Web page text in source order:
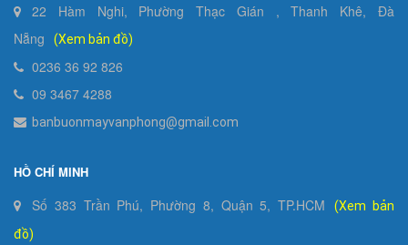
22 Hàm Nghi, Phường Thạc Gián , Thanh Khê, Đà
Nẵng
(Xem bản đồ)
0236 36 92 826
09 3467 4288
banbuonmayvanphong@gmail.com
HỒ CHÍ MINH
Số 383 Trần Phú, Phường 8, Quận 5, TP.HCM
(Xem bản
đồ)